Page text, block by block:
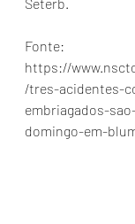
Fonte:
https://
/tres-acidentes-
embriagados-
domingo-em-